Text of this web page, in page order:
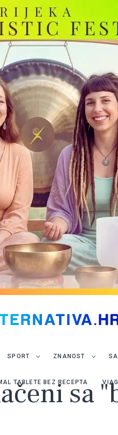
SPORT ZNANOST
TABLETE BEZ RECEPTA
sa